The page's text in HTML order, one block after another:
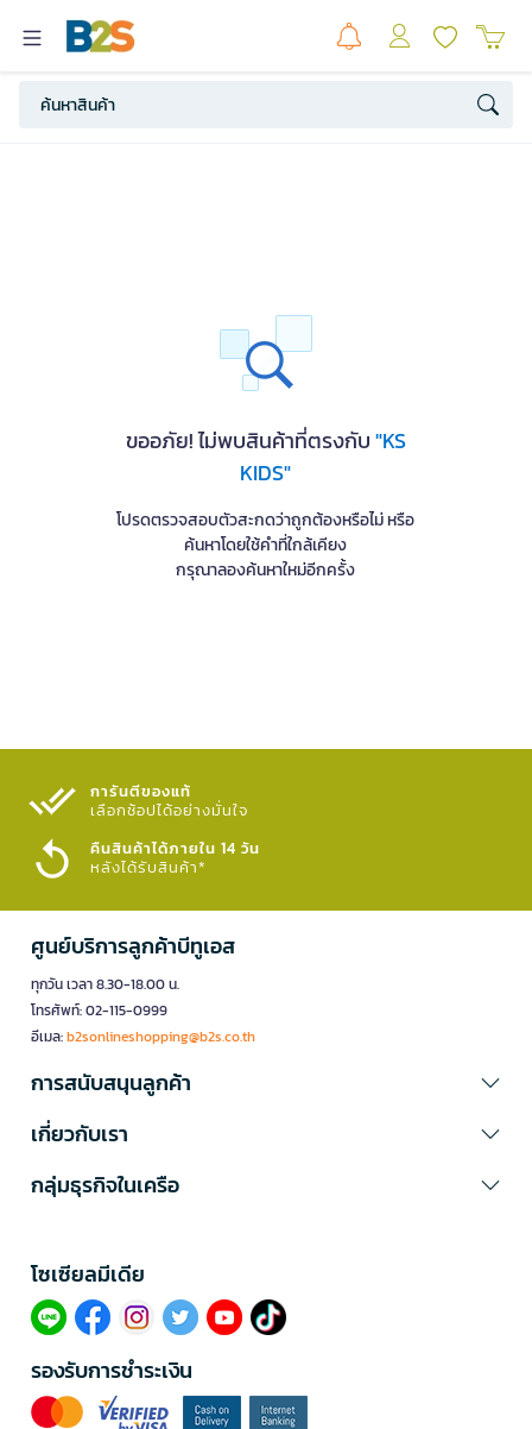
ขออภัย! ไม่พบสินค้าที่ตรงกับ"KS
KIDS"
โปรดตรวจสอบตัวสะกดว่าถูกต้องหรือไม่ หรือ
ค้นหาโดยใช้คำที่ใกล้เคียง
กรุณาลองค้นหาใหม่อีกครั้ง
การันตีของแท้
เลือกช้อปได้อย่างมั่นใจ​
คืนสินค้าได้ภายใน 14 วัน
หลังได้รับสินค้า*
ศูนย์บริการลูกค้าบีทูเอส
ทุกวัน เวลา 8.30-18.00 น.
โทรศัพท์: 02-115-0999
อีเมล:b2sonlineshopping@b2s.co.th
การสนับสนุนลูกค้า
เกี่ยวกับเรา
กลุ่มธุรกิจในเครือ
โซเซียลมีเดีย​
รองรับการชำระเงิน